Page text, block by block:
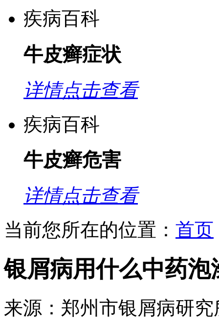
疾病百科
牛皮癣症状
详情点击查看
疾病百科
牛皮癣危害
详情点击查看
当前您所在的位置： 首页
银屑病用什么中药泡
来源：郑州市银屑病研